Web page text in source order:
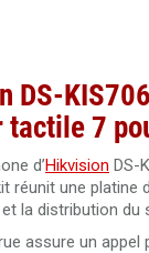
DS-
tactile 7
d’Hikvision DS-
réunit une platine
la distribution du
assure un